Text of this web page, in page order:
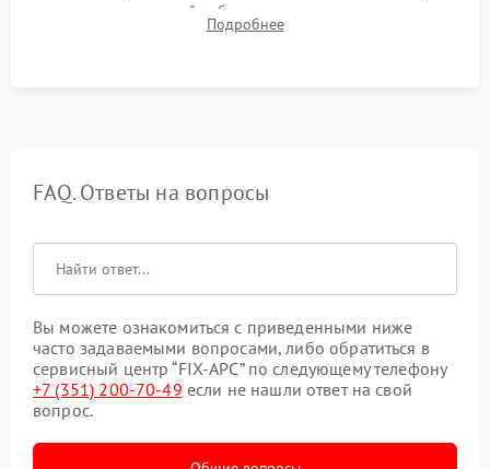
времени автономной работы, температурного режима и
корректности формы выходного сигнала.
Подробнее
FAQ. Ответы на вопросы
Вы можете ознакомиться с приведенными ниже
часто задаваемыми вопросами, либо обратиться в
сервисный центр “FIX-APC” по следующему телефону
+7 (351) 200-70-49 если не нашли ответ на свой
вопрос.